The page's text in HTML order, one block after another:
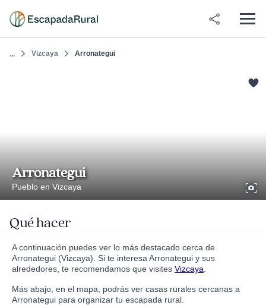
... Vizcaya Arronategui
Arronategui
Pueblo en Vizcaya
Qué hacer
A continuación puedes ver lo más destacado cerca de
Arronategui (Vizcaya). Si te interesa Arronategui y sus
alrededores, te recomendamos que visites Vizcaya
Más abajo, en el mapa, podrás ver casas rurales cercanas a
Arronategui para organizar tu escapada rural.